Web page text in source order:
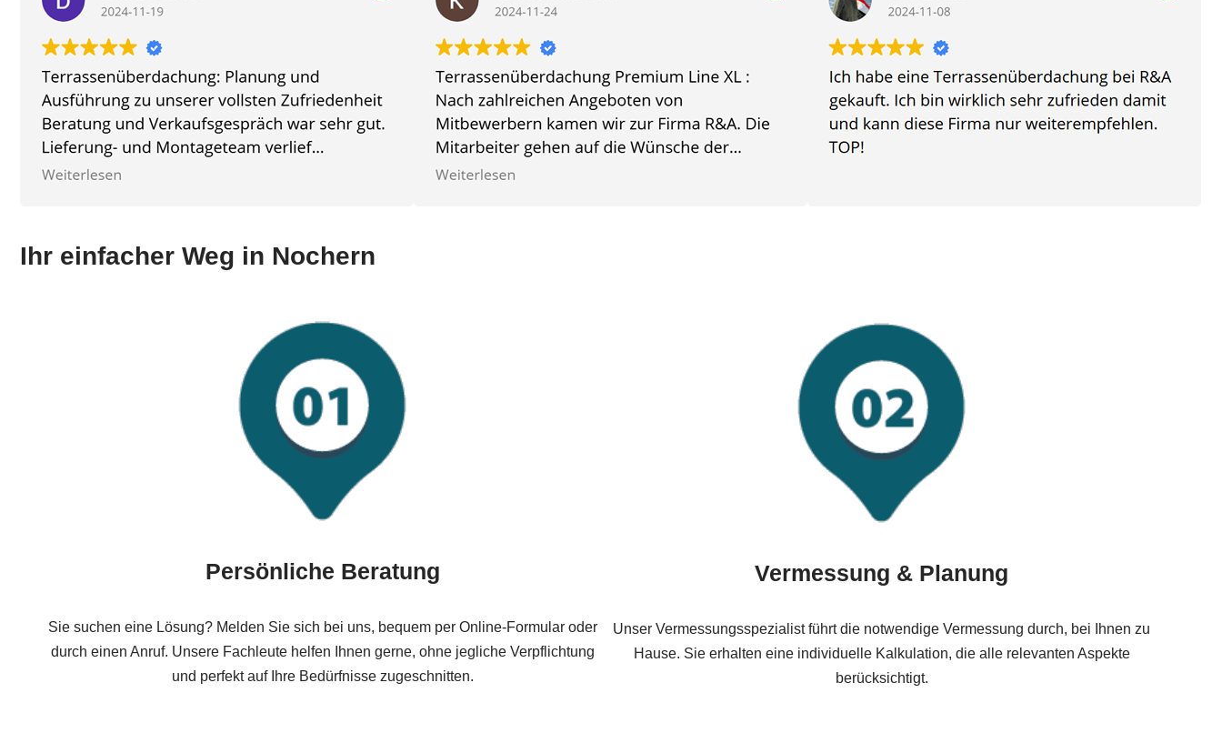
Ihr einfacher Weg in Nochern
Persönliche Beratung
Sie suchen eine Lösung? Melden Sie sich bei uns, bequem per Online-Formular oder
durch einen Anruf. Unsere Fachleute helfen Ihnen gerne, ohne jegliche Verpflichtung
und perfekt auf Ihre Bedürfnisse zugeschnitten.
Vermessung & Planung
Unser Vermessungsspezialist führt die notwendige Vermessung durch, bei Ihnen zu
Hause. Sie erhalten eine individuelle Kalkulation, die alle relevanten Aspekte
berücksichtigt.